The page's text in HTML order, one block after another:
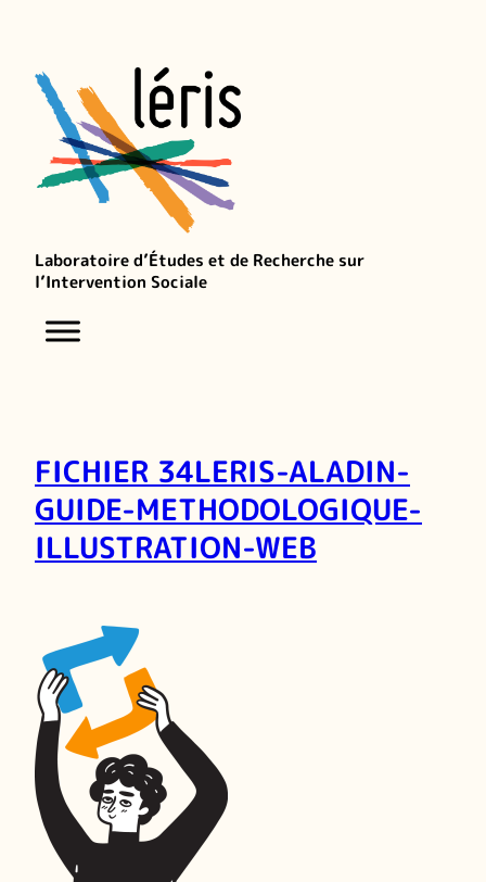
Laboratoire d’Études et de Recherche sur
l’Intervention Sociale
FICHIER 34LERIS-ALADIN-
GUIDE-METHODOLOGIQUE-
ILLUSTRATION-WEB